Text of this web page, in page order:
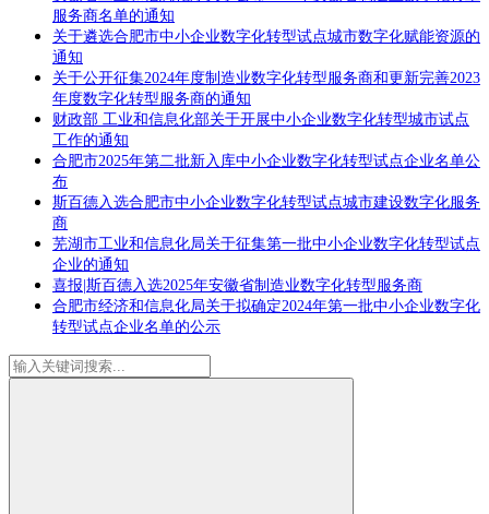
服务商名单的通知
关于遴选合肥市中小企业数字化转型试点城市数字化赋能资源的
通知
关于公开征集2024年度制造业数字化转型服务商和更新完善2023
年度数字化转型服务商的通知
财政部 工业和信息化部关于开展中小企业数字化转型城市试点
工作的通知
合肥市2025年第二批新入库中小企业数字化转型试点企业名单公
布
斯百德入选合肥市中小企业数字化转型试点城市建设数字化服务
商
芜湖市工业和信息化局关于征集第一批中小企业数字化转型试点
企业的通知
喜报|斯百德入选2025年安徽省制造业数字化转型服务商
合肥市经济和信息化局关于拟确定2024年第一批中小企业数字化
转型试点企业名单的公示